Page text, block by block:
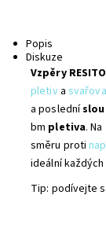
Popis
Diskuze
Vzpěry
pletiv a
a poslední
bm pletiva.
směru proti
ideální
Tip: podívejte